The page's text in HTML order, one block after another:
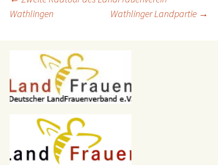
Beitragsnavigation
Wathlingen
Wathlinger Landpartie →